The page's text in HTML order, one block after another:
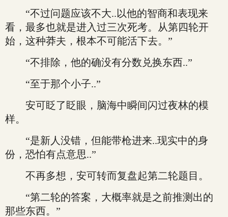
“不过问题应该不大..以他的智商和表现来
看，最多也就是进入过三次死考。从第四轮开
始，这种莽夫，根本不可能活下去。”
“不排除，他的确没有分数兑换东西..”
“至于那个小子..”
安可眨了眨眼，脑海中瞬间闪过夜林的模
样。
“是新人没错，但能带枪进来..现实中的身
份，恐怕有点意思..”
不再多想，安可转而复盘起第二轮题目。
“第二轮的答案，大概率就是之前推测出的
那些东西。”